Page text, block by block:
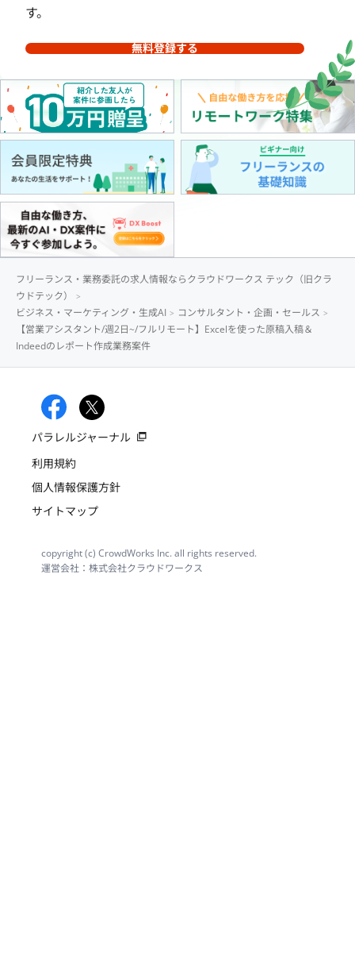
す。
無料登録する
フリーランス・業務委託の求人情報ならクラウドワークス テック（旧クラ
ウドテック）
ビジネス・マーケティング・生成AI
コンサルタント・企画・セールス
【営業アシスタント/週2日~/フルリモート】Excelを使った原稿入稿＆
Indeedのレポート作成業務案件
パラレルジャーナル
利用規約
個人情報保護方針
サイトマップ
copyright (c) CrowdWorks Inc. all rights reserved.
運営会社：株式会社クラウドワークス